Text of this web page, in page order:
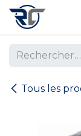
Se rendre au
Tous les